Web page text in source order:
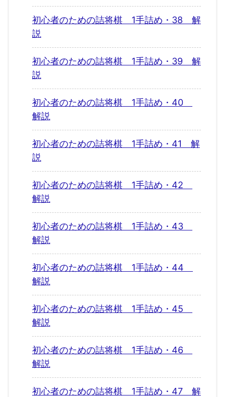
初心者のための詰将棋 1手詰め・38 解
説
初心者のための詰将棋 1手詰め・39 解
説
初心者のための詰将棋 1手詰め・40
解説
初心者のための詰将棋 1手詰め・41 解
説
初心者のための詰将棋 1手詰め・42
解説
初心者のための詰将棋 1手詰め・43
解説
初心者のための詰将棋 1手詰め・44
解説
初心者のための詰将棋 1手詰め・45
解説
初心者のための詰将棋 1手詰め・46
解説
初心者のための詰将棋 1手詰め・47 解